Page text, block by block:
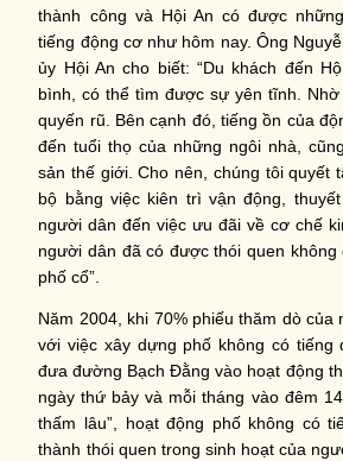
thành công và Hội An có được
tiếng động cơ như hôm nay. Ông
ủy Hội An cho biết: “Du khách đến
bình, có thể tìm được sự yên tĩnh. Nhờ
quyến rũ. Bên cạnh đó, tiếng ồn của
đến tuổi thọ của những ngôi nhà,
sản thế giới. Cho nên, chúng tôi quyết
bộ bằng việc kiên trì vận động,
người dân đến việc ưu đãi về cơ chế
người dân đã có được thói quen không
phố cổ”.
Năm 2004, khi 70% phiếu thăm dò của
với việc xây dựng phố không có tiếng
đưa đường Bạch Đằng vào hoạt động
ngày thứ bảy và mỗi tháng vào đêm
thấm lâu”, hoạt động phố không có
thành thói quen trong sinh hoạt của